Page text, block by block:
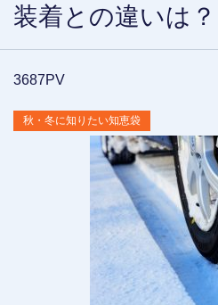
装着との違いは？
3687PV
秋・冬に知りたい知恵袋